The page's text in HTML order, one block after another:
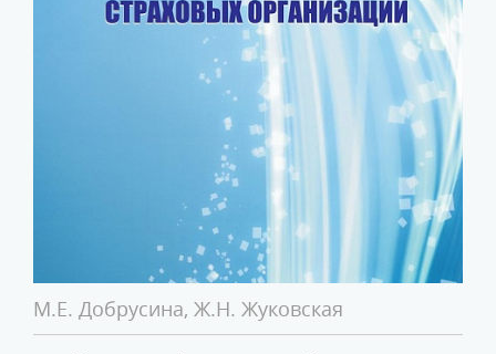
М.Е. Добрусина, Ж.Н. Жуковская